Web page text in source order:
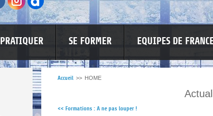
PRATIQUER SE FORMER EQUIPES DE
LUTTE CONTRE LES VIOLENCES
Accueil >> HOME
<< Formations : A ne pas louper !